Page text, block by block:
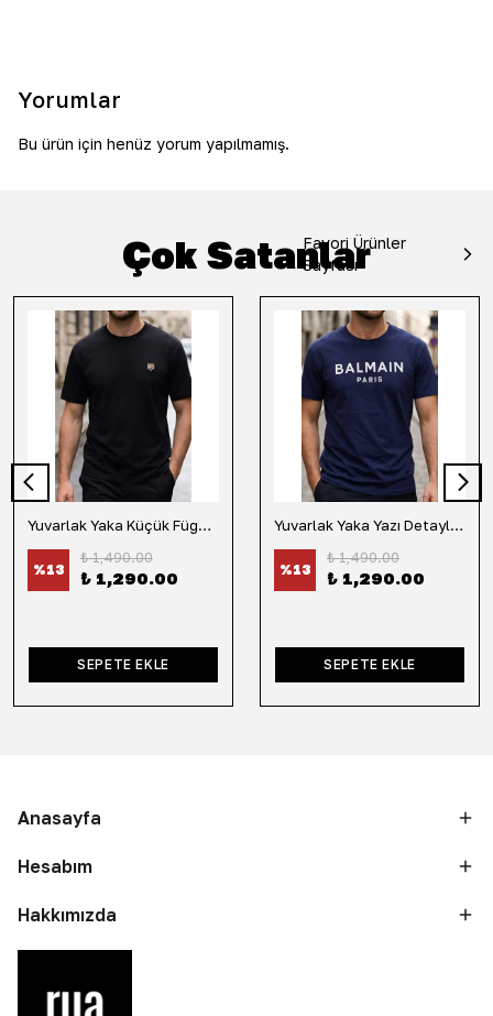
Yorumlar
Bu ürün için henüz yorum yapılmamış.
Çok Satanlar
Favori Ürünler
Sayfası
Yuvarlak Yaka Küçük Fügür Detaylı Tişört-Siyah
%13
₺ 1,490.00
₺ 1,290.00
SEPETE EKLE
Yuvarlak Yaka Yazı Detaylı Tişört-Lacivert
%13
₺ 1,490.00
₺ 1,290.00
SEPETE EKLE
Anasayfa
Hesabım
Hakkımızda